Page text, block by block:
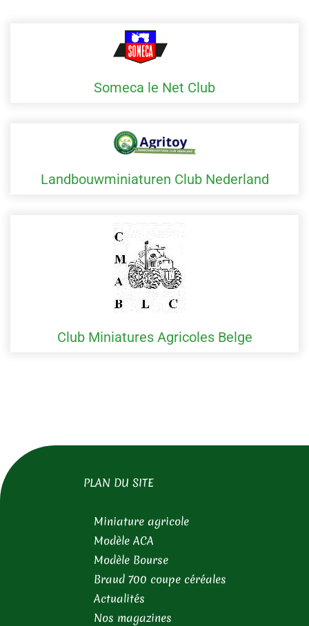
Someca le Net Club
Landbouwminiaturen Club Nederland
Club Miniatures Agricoles Belge
PLAN DU SITE
Miniature agricole
Modèle ACA
Modèle Bourse
Braud 700 coupe céréales
Actualités
Nos magazines